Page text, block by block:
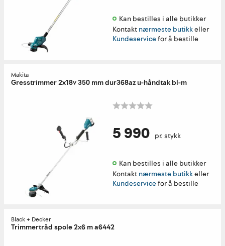
Kan bestilles i alle butikker
Kontakt nærmeste butikkeller
Kundeservicefor å bestille
Makita
Gresstrimmer 2x18v 350 mm dur368az u-håndtak bl-m
5 990 pr. stykk
Kan bestilles i alle butikker
Kontakt nærmeste butikkeller
Kundeservicefor å bestille
Black + Decker
Trimmertråd spole 2x6 m a6442